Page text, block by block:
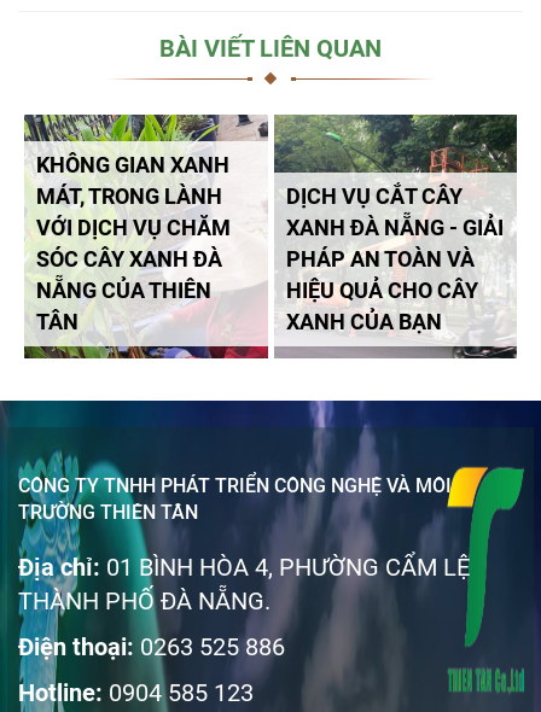
BÀI VIẾT LIÊN QUAN
KHÔNG GIAN XANH
MÁT, TRONG LÀNH
VỚI DỊCH VỤ CHĂM
SÓC CÂY XANH ĐÀ
NẴNG CỦA THIÊN
TÂN
DỊCH VỤ CẮT CÂY
XANH ĐÀ NẴNG - GIẢI
PHÁP AN TOÀN VÀ
HIỆU QUẢ CHO CÂY
XANH CỦA BẠN
CÔNG TY TNHH PHÁT TRIỂN CÔNG NGHỆ VÀ MÔI
TRƯỜNG THIÊN TÂN
Địa chỉ: 01 BÌNH HÒA 4, PHƯỜNG CẨM LỆ
THÀNH PHỐ ĐÀ NẴNG.
Điện thoại: 0263 525 886
Hotline: 0904 585 123